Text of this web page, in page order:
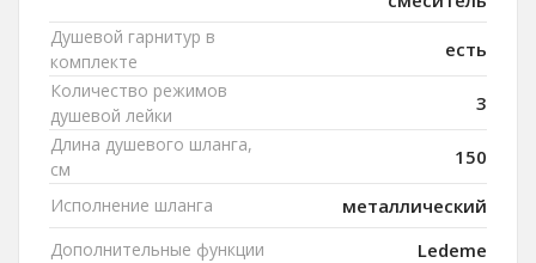
Душевой гарнитур в
комплекте
есть
Количество режимов
душевой лейки
3
Длина душевого шланга,
см
150
Исполнение шланга металлический
Дополнительные функции Ledeme